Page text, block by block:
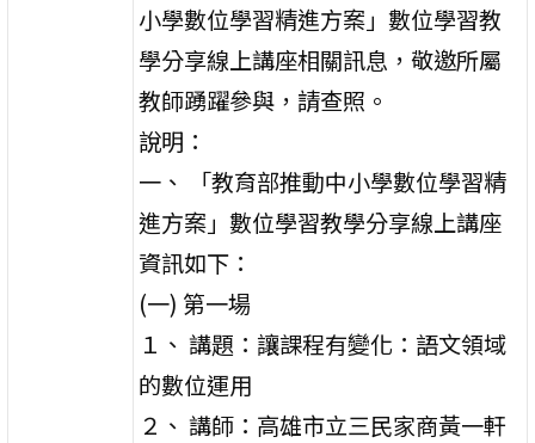
小學數位學習精進方案」數位學習教
學分享線上講座相關訊息，敬邀所屬
教師踴躍參與，請查照。
說明：
一、 「教育部推動中小學數位學習精
進方案」數位學習教學分享線上講座
資訊如下：
(一) 第一場
１、 講題：讓課程有變化：語文領域
的數位運用
２、 講師：高雄市立三民家商黃一軒